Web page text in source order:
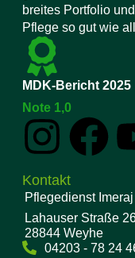
breites Portfolio
Pflege so gut wie
MDK-Bericht 2025
Note 1,0
Kontakt
Pflegedienst Imeraj
Lahauser Straße
28844 Weyhe
04203 - 78 24